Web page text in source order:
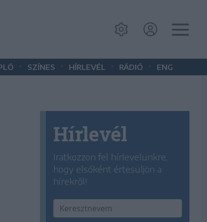
SZÍNES HÍRLEVÉL RÁDIÓ ENG
Hírlevél
Iratkozzon fel hírlevelünkre,
hogy elsőként értesüljön a
hírekről!